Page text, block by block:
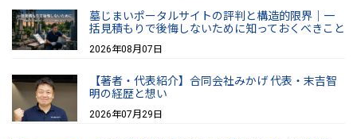
墓じまいポータルサイトの評判と構造的限界｜一
括見積もりで後悔しないために知っておくべきこと
2026年08月07日
【著者・代表紹介】合同会社みかげ 代表・末吉智
明の経歴と想い
2026年07月29日